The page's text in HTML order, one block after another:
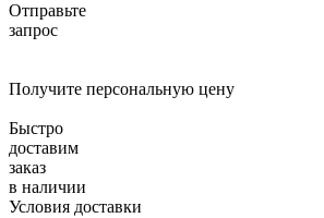
Отправьте
запрос
Получите персональную цену
Быстро
доставим
заказ
в наличии
Условия доставки